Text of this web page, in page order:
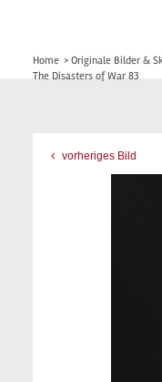
Home > Originale Bilder &
The Disasters of War 83
vorheriges Bild